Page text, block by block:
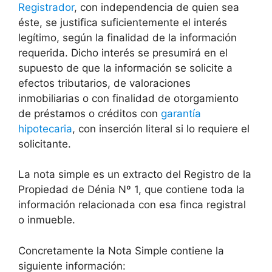
Registrador, con independencia de quien sea
éste, se justifica suficientemente el interés
legítimo, según la finalidad de la información
requerida. Dicho interés se presumirá en el
supuesto de que la información se solicite a
efectos tributarios, de valoraciones
inmobiliarias o con finalidad de otorgamiento
de préstamos o créditos con garantía
hipotecaria, con inserción literal si lo requiere el
solicitante.
La nota simple es un extracto del Registro de la
Propiedad de Dénia Nº 1, que contiene toda la
información relacionada con esa finca registral
o inmueble.
Concretamente la Nota Simple contiene la
siguiente información: